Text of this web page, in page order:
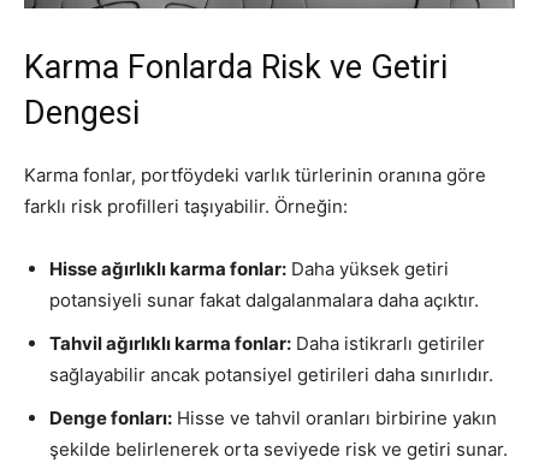
Karma Fonlarda Risk ve Getiri
Dengesi
Karma fonlar, portföydeki varlık türlerinin oranına göre
farklı risk profilleri taşıyabilir. Örneğin:
Hisse ağırlıklı karma fonlar: Daha yüksek getiri
potansiyeli sunar fakat dalgalanmalara daha açıktır.
Tahvil ağırlıklı karma fonlar: Daha istikrarlı getiriler
sağlayabilir ancak potansiyel getirileri daha sınırlıdır.
Denge fonları: Hisse ve tahvil oranları birbirine yakın
şekilde belirlenerek orta seviyede risk ve getiri sunar.